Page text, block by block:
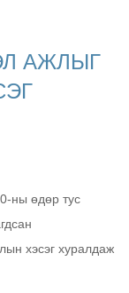
АЖЛЫГ
ны өдөр тус
хэсэг хуралдаж